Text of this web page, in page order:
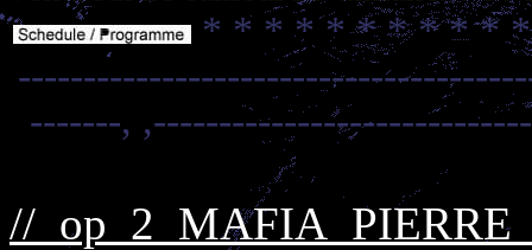
* * * * * * * * * *
-------,
//